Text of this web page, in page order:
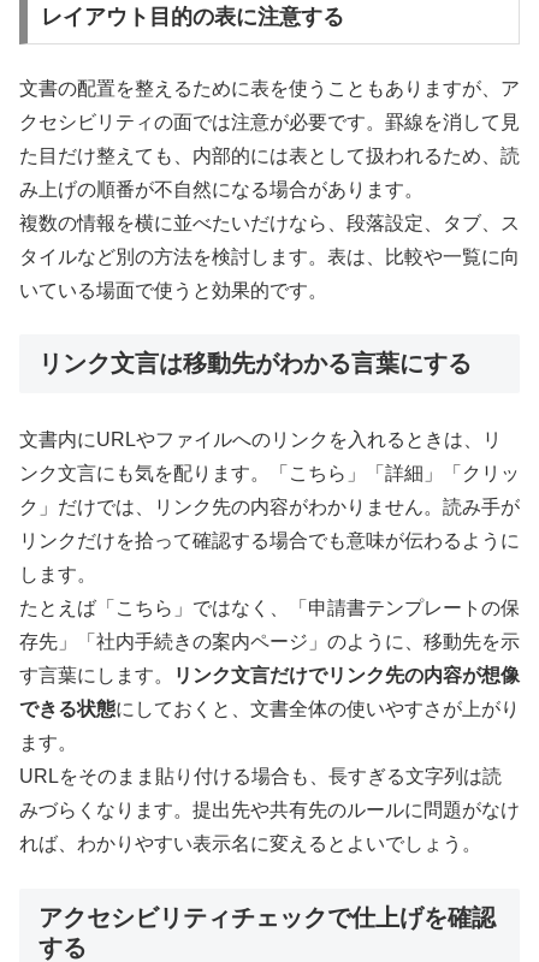
レイアウト目的の表に注意する
文書の配置を整えるために表を使うこともありますが、ア
クセシビリティの面では注意が必要です。罫線を消して見
た目だけ整えても、内部的には表として扱われるため、読
み上げの順番が不自然になる場合があります。
複数の情報を横に並べたいだけなら、段落設定、タブ、ス
タイルなど別の方法を検討します。表は、比較や一覧に向
いている場面で使うと効果的です。
リンク文言は移動先がわかる言葉にする
文書内にURLやファイルへのリンクを入れるときは、リ
ンク文言にも気を配ります。「こちら」「詳細」「クリッ
ク」だけでは、リンク先の内容がわかりません。読み手が
リンクだけを拾って確認する場合でも意味が伝わるように
します。
たとえば「こちら」ではなく、「申請書テンプレートの保
存先」「社内手続きの案内ページ」のように、移動先を示
す言葉にします。
リンク文言だけでリンク先の内容が想像
できる状態にしておくと、文書全体の使いやすさが上がり
ます。
URLをそのまま貼り付ける場合も、長すぎる文字列は読
みづらくなります。提出先や共有先のルールに問題がなけ
れば、わかりやすい表示名に変えるとよいでしょう。
アクセシビリティチェックで仕上げを確認
する